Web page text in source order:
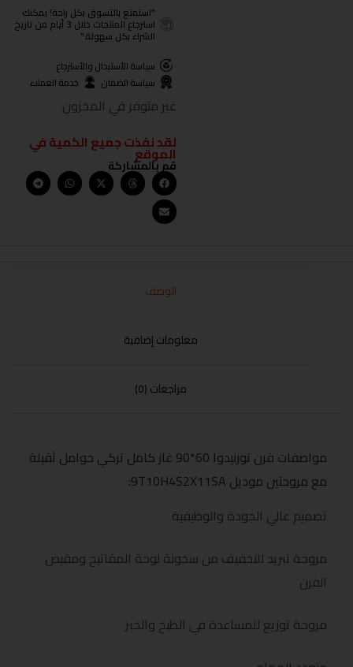
"استمتع بالتسوق بكل راحة! يمكنك
استرجاع المنتجات خلال 3 أيام من تاريخ
الشراء بكل سهولة."
سياسة الأستبدال والأسترجاع
سياسة الضمان
خدمة العملاء
غير متوفر في المخزون
لقد نفذت جميع الكمية في
الموقع
قم بالمشاركة
الوصف
معلومات إضافية
مراجعات (0)
مواصفات فرن تورنيدوا 60*90 غاز كامل تركي حوامل ثقيلة
مع مروحتين موديل 9T10H4S2X11SA:
تصميم عالي الجودة والوظيفية
مروحة تبريد للتخفيف من سخونة لوحة المفاتيح ومقبض
الفرن
مروحة توزيع للمساعدة في الطبخ والخبز